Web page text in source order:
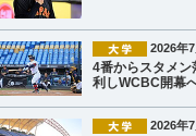
2026年
4番からスタメン
利しWCBC開幕
2026年